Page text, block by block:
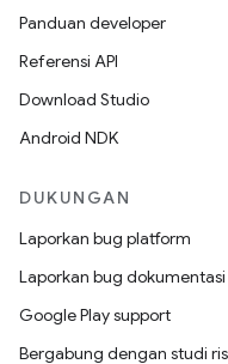
Panduan developer
Referensi API
Download Studio
Android NDK
DUKUNGAN
Laporkan bug platform
Laporkan bug dokumentasi
Google Play support
Bergabung dengan studi